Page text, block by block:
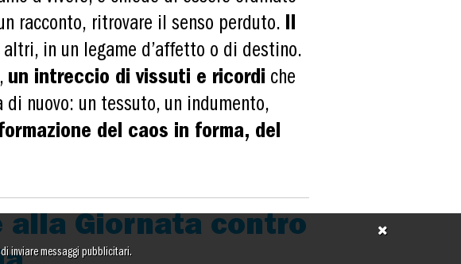
racconto, ritrovare il senso perduto. Il
in un legame d’affetto o di destino.
un intreccio di vissuti e ricordi che
nuovo: un tessuto, un indumento,
del caos in forma, del
Giornata contro
inviare messaggi pubblicitari.